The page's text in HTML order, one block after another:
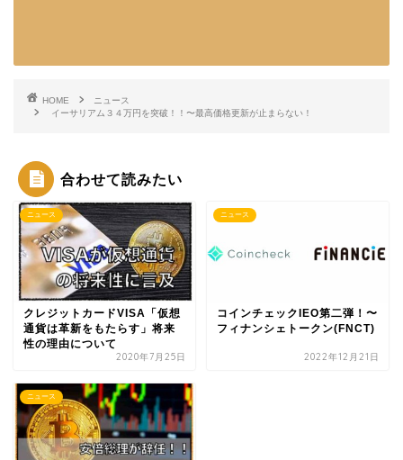
HOME
ニュース
イーサリアム３４万円を突破！！〜最高価格更新が止まらない！
合わせて読みたい
ニュース
クレジットカードVISA「仮想
通貨は革新をもたらす」将来
性の理由について
2020年7月25日
ニュース
コインチェックIEO第二弾！〜
フィナンシェトークン(FNCT)
2022年12月21日
ニュース